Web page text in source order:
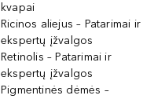
kvapai
Ricinos aliejus – Patarimai ir
ekspertų įžvalgos
Retinolis – Patarimai ir
ekspertų įžvalgos
Pigmentinės dėmės –